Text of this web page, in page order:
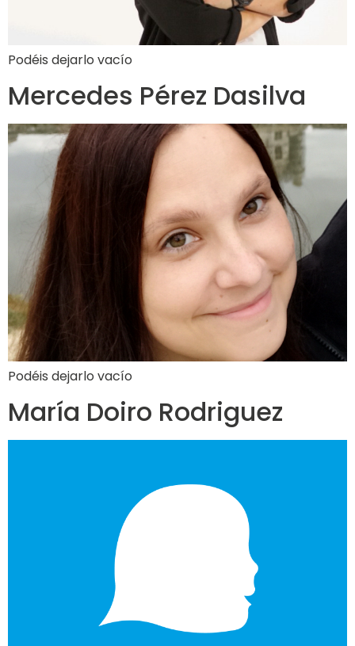
Podéis dejarlo vacío
Mercedes Pérez Dasilva
Podéis dejarlo vacío
María Doiro Rodriguez